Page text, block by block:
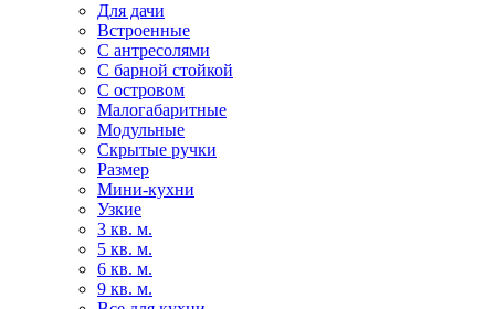
Для дачи
Встроенные
С антресолями
С барной стойкой
С островом
Малогабаритные
Модульные
Скрытые ручки
Размер
Мини-кухни
Узкие
3 кв. м.
5 кв. м.
6 кв. м.
9 кв. м.